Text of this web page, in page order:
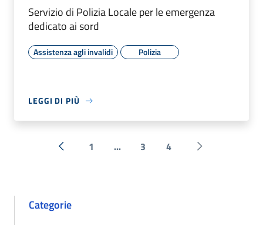
Servizio di Polizia Locale per le emergenza
dedicato ai sord
Assistenza agli invalidi Polizia
LEGGI DI PIÙ
« Precedente
1 ... 3 4 Successiva »
Categorie